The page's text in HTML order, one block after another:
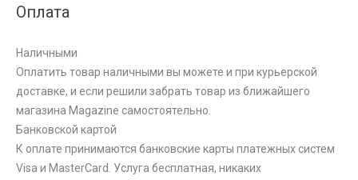
Оплата
Наличными
Оплатить товар наличными вы можете и при курьерской
доставке, и если решили забрать товар из ближайшего
магазина Magazine самоcтоятельно.
Банковской картой
К оплате принимаются банковские карты платежных систем
Visa и MasterCard. Услуга бесплатная, никаких